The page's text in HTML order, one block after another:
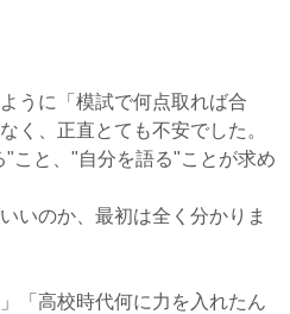
うに「模試で何点取れば合
く、正直とても不安でした。
こと、"自分を語る"ことが求め
いのか、最初は全く分かりま
「高校時代何に力を入れたん